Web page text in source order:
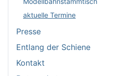
aktuelle Termine
Presse
Entlang der Schiene
Kontakt